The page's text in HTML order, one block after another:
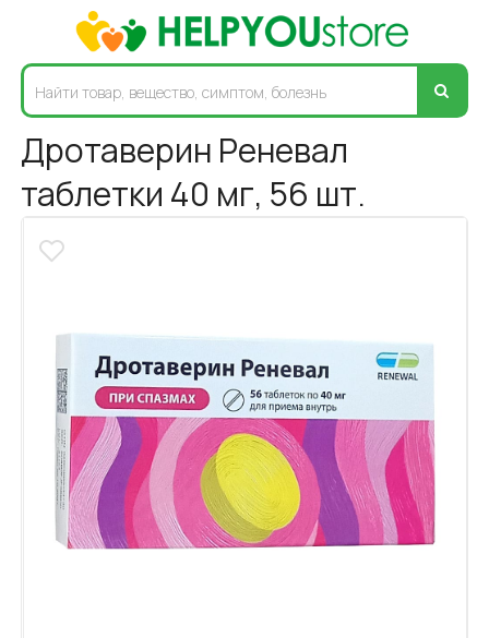
Дротаверин Реневал
таблетки 40 мг, 56 шт.